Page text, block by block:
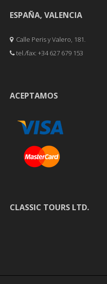
ESPAÑA, VALENCIA
Calle Peris y Valero, 181.
tel./fax: +34 627 679 153
ACEPTAMOS
CLASSIC TOURS LTD.